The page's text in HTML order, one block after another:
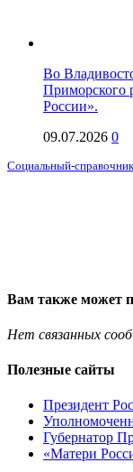
Во
Приморского
России».
09.07.2026 0
Социальный-
Вам также может
Нет связанных
Полезные сайты
Президент
Губернатор
«Матери